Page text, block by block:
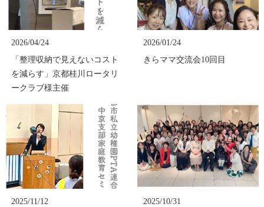
2026/04/24
「整理収納で見えないコスト
を減らす」京都桂川ロータリ
ークラブ様主催
2026/01/24
きらママ交流会10回目
2025/11/12
2025/10/31